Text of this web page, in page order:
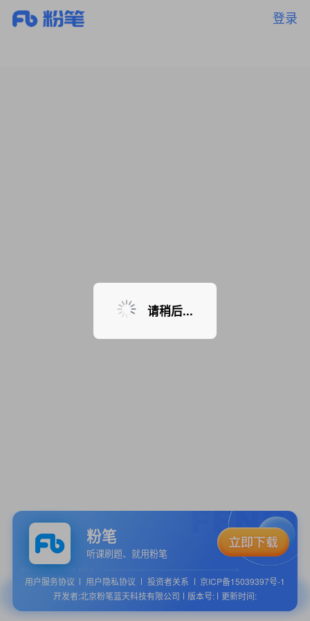
登录
暂无课程，敬请期待
粉笔
听课刷题、就用粉笔
用户服务协议 用户隐私协议 投资者关系
京ICP备15039397号-1
开发者:北京粉笔蓝天科技有限公司
版本号: 更新时间:
请稍后...